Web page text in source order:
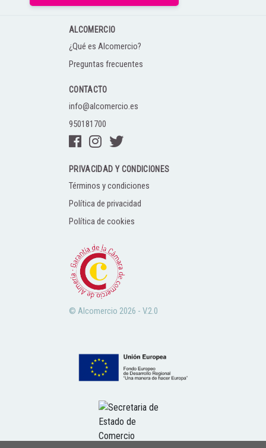
© Alcomercio 2026 - V.2.0
ALCOMERCIO
¿Qué es Alcomercio?
Preguntas frecuentes
CONTACTO
info@alcomercio.es
950181700
PRIVACIDAD Y CONDICIONES
Términos y condiciones
Política de privacidad
Política de cookies